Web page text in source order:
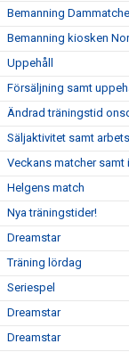
Bemanning
Bemanning kiosken
Uppehåll
Försäljning samt
Ändrad träningstid
Säljaktivitet samt
Veckans matcher samt
Helgens match
Nya träningstider!
Dreamstar
Träning lördag
Seriespel
Dreamstar
Dreamstar